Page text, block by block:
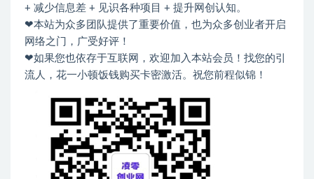
+ 减少信息差 + 见识各种项目 + 提升网创认知。
❤本站为众多团队提供了重要价值，也为众多创业者开启
网络之门，广受好评！
❤如果您也依存于互联网，欢迎加入本站会员！找您的引
流人，花一小顿饭钱购买卡密激活。祝您前程似锦！